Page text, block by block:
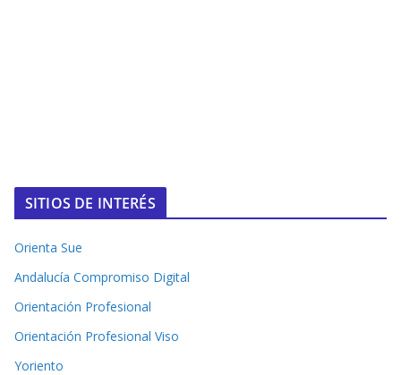
SITIOS DE INTERÉS
Orienta Sue
Andalucía Compromiso Digital
Orientación Profesional
Orientación Profesional Viso
Yoriento